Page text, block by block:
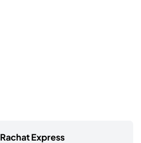
Rachat Express